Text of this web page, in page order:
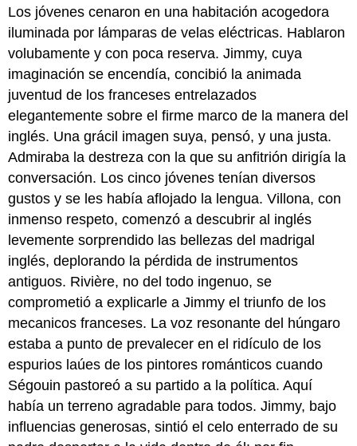
Los jóvenes cenaron en una habitación acogedora
iluminada por lámparas de velas eléctricas. Hablaron
volubamente y con poca reserva. Jimmy, cuya
imaginación se encendía, concibió la animada
juventud de los franceses entrelazados
elegantemente sobre el firme marco de la manera del
inglés. Una grácil imagen suya, pensó, y una justa.
Admiraba la destreza con la que su anfitrión dirigía la
conversación. Los cinco jóvenes tenían diversos
gustos y se les había aflojado la lengua. Villona, con
inmenso respeto, comenzó a descubrir al inglés
levemente sorprendido las bellezas del madrigal
inglés, deplorando la pérdida de instrumentos
antiguos. Rivière, no del todo ingenuo, se
comprometió a explicarle a Jimmy el triunfo de los
mecanicos franceses. La voz resonante del húngaro
estaba a punto de prevalecer en el ridículo de los
espurios laúes de los pintores románticos cuando
Ségouin pastoreó a su partido a la política. Aquí
había un terreno agradable para todos. Jimmy, bajo
influencias generosas, sintió el celo enterrado de su